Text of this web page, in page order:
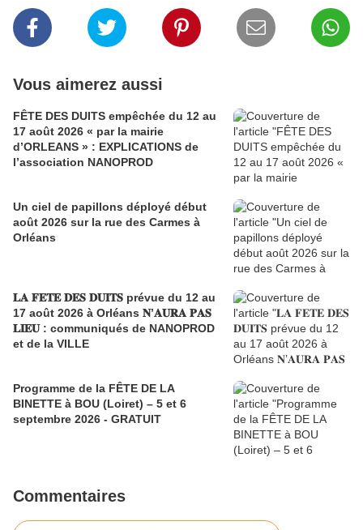
Vous aimerez aussi
FÊTE DES DUITS empêchée du 12 au
17 août 2026 « par la mairie
d’ORLEANS » : EXPLICATIONS de
l’association NANOPROD
Un ciel de papillons déployé début
août 2026 sur la rue des Carmes à
Orléans
𝐋𝐀 𝐅𝐄𝐓𝐄 𝐃𝐄𝐒 𝐃𝐔𝐈𝐓𝐒 prévue du 12 au
17 août 2026 à Orléans 𝐍’𝐀𝐔𝐑𝐀 𝐏𝐀𝐒
𝐋𝐈𝐄𝐔 : communiqués de NANOPROD
et de la VILLE
Programme de la FÊTE DE LA
BINETTE à BOU (Loiret) – 5 et 6
septembre 2026 - GRATUIT
Commentaires